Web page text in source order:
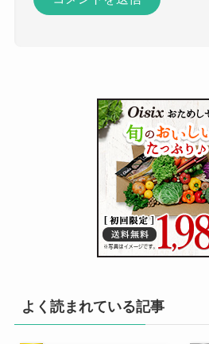
よく読まれている記事